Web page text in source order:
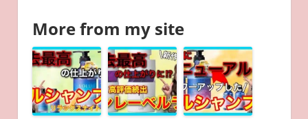
More from my site